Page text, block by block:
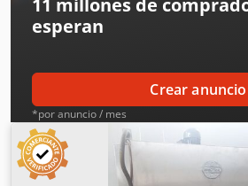
11 millones de
esperan
Crear anuncio
*por anuncio / mes